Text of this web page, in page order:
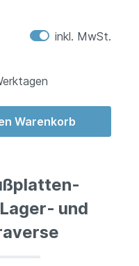
inkl. MwSt.
Warenkorb
und